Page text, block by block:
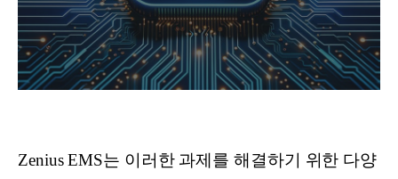
Zenius EMS는 이러한 과제를 해결하기 위한 다양